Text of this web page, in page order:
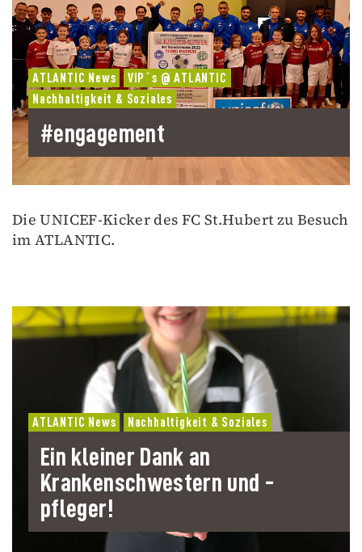
ATLANTIC News
VIP´s @ ATLANTIC
Nachhaltigkeit & Soziales
#engagement
Die UNICEF-Kicker des FC St.Hubert zu Besuch
im ATLANTIC.
ATLANTIC News Nachhaltigkeit & Soziales
Ein kleiner Dank an
Krankenschwestern und -
pfleger!